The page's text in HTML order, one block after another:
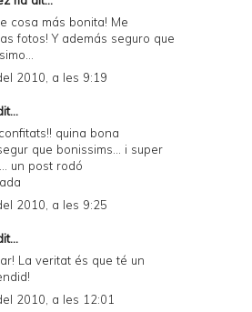
cosa más bonita! Me
fotos! Y además seguro que
2010, a les 9:19
quina bona
que bonissims... i super
un post rodó
2010, a les 9:25
La veritat és que té un
2010, a les 12:01